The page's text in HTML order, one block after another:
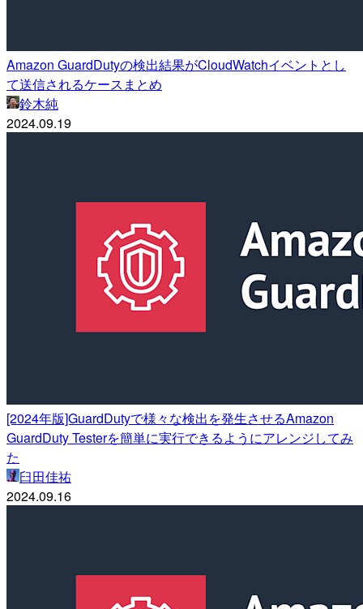
Amazon GuardDutyの検出結果がCloudWatchイベントとし
て送信されるケースまとめ
鈴木純
2024.09.19
[2024年版]GuardDutyで様々な検出を発生させるAmazon
GuardDuty Testerを簡単に実行できるようにアレンジしてみ
た
臼田佳祐
2024.09.16